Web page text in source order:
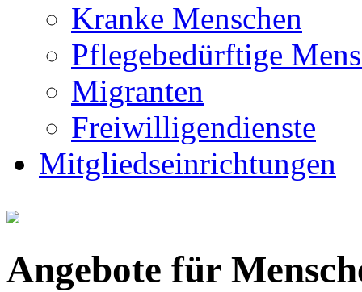
Kranke Menschen
Pflegebedürftige
Migranten
Freiwilligendienste
Mitgliedseinrichtungen
Angebote für